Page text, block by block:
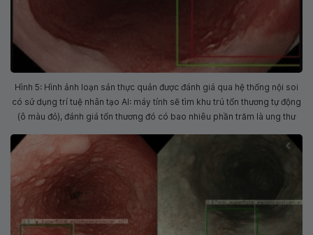
Hình 5: Hình ảnh loạn sản thực quản được đánh giá qua hệ thống nội soi
có sử dụng trí tuệ nhân tạo AI: máy tính sẽ tìm khu trú tổn thương tự động
(ô màu đỏ), đánh giá tổn thương đó có bao nhiêu phần trăm là ung thư